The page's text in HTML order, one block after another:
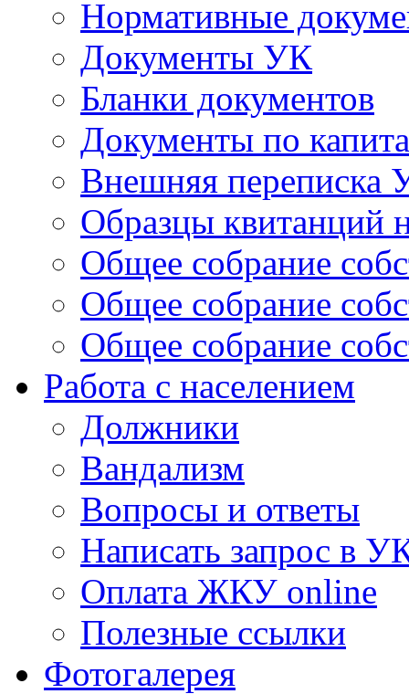
Нормативные
Документы УК
Бланки документов
Документы по
Внешняя переписка
Образцы квитанций
Общее собрание
Общее собрание
Общее собрание
Работа с населением
Должники
Вандализм
Вопросы и ответы
Написать запрос в
Оплата ЖКУ online
Полезные ссылки
Фотогалерея